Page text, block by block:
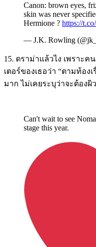
Canon: brown eyes,
skin was never
Hermione ? https://
— J.K. Rowling
15. ดราม่าแล้วไง เพราะค
เตอร์ของเธอว่า “ตามท้อ
มาก ไม่เคยระบุว่าจะต้องผิ
Can't wait to see
stage this year.